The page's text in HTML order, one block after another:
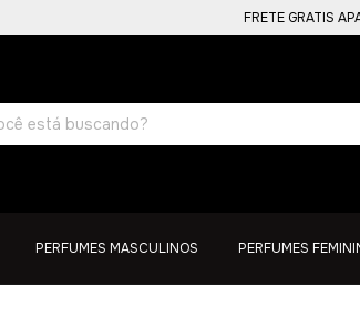
FRETE GRATIS APARTR
PERFUMES MASCULINOS PERFUMES